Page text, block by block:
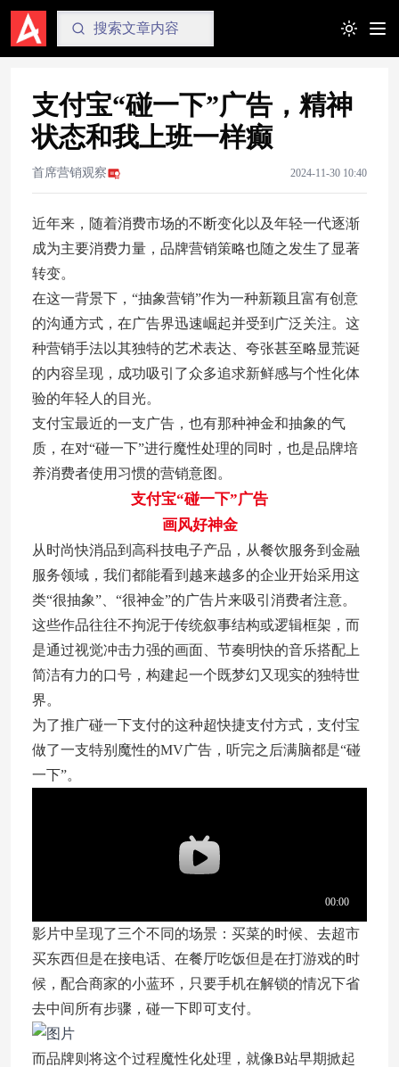
Toggle
支付宝“碰一下”广告，精神
状态和我上班一样癫
首席营销观察 2024-11-30 10:40
近年来，随着消费市场的不断变化以及年轻一代逐渐
成为主要消费力量，品牌营销策略也随之发生了显著
转变。
在这一背景下，“抽象营销”作为一种新颖且富有创意
的沟通方式，在广告界迅速崛起并受到广泛关注。这
种营销手法以其独特的艺术表达、夸张甚至略显荒诞
的内容呈现，成功吸引了众多追求新鲜感与个性化体
验的年轻人的目光。
支付宝最近的一支广告，也有那种神金和抽象的气
质，在对“碰一下”进行魔性处理的同时，也是品牌培
养消费者使用习惯的营销意图。
支付宝“碰一下”广告
画风好神金
从时尚快消品到高科技电子产品，从餐饮服务到金融
服务领域，我们都能看到越来越多的企业开始采用这
类“很抽象”、“很神金”的广告片来吸引消费者注意。
这些作品往往不拘泥于传统叙事结构或逻辑框架，而
是通过视觉冲击力强的画面、节奏明快的音乐搭配上
简洁有力的口号，构建起一个既梦幻又现实的独特世
界。
为了推广碰一下支付的这种超快捷支付方式，支付宝
做了一支特别魔性的MV广告，听完之后满脑都是“碰
一下”。
影片中呈现了三个不同的场景：买菜的时候、去超市
买东西但是在接电话、在餐厅吃饭但是在打游戏的时
候，配合商家的小蓝环，只要手机在解锁的情况下省
去中间所有步骤，碰一下即可支付。
而品牌则将这个过程魔性化处理，就像B站早期掀起